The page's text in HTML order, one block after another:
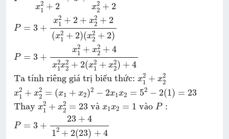
x2
1 + 2 x2
2 + 2
P = 3 +
x2
1 + 2 + x2
2 + 2
(x2
1 + 2)(x2
2 + 2)
P = 3 +
x2
1 + x2
2 + 4
x2
1x2
2 + 2(x2
1 + x2
2) + 4
Ta tính riêng giá trị biểu thức: x2
1 + x2
2
x2
1 + x2
2 = (x1 + x2)2 − 2x1 x2 = 52 − 2(1) = 23
Thay x2
1 + x2
2 = 23 và x1 x2 = 1 vào P :
P = 3 +
23 + 4
12 + 2(23) + 4